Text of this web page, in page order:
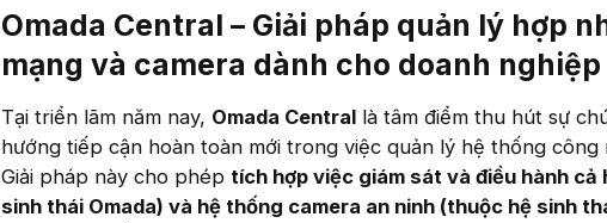
Omada Central – Giải pháp quản lý hợp
mạng và camera dành cho doanh nghiệp
Tại triển lãm năm nay, Omada Central là tâm điểm thu hút sự
hướng tiếp cận hoàn toàn mới trong việc quản lý hệ thống công
Giải pháp này cho phép tích hợp việc giám sát và điều hành
sinh thái Omada) và hệ thống camera an ninh (thuộc hệ sinh